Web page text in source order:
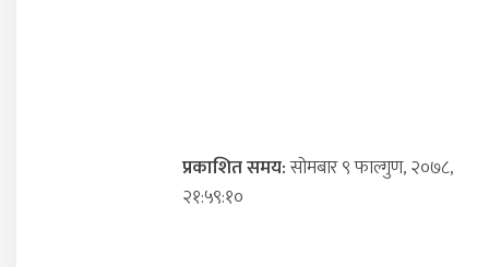
प्रकाशित समय:सोमबार ९ फाल्गुण, २०७८,
२१:५९:१०